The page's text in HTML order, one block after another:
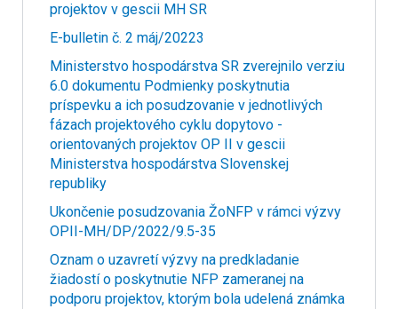
projektov v gescii MH SR
E-bulletin č. 2 máj/20223
Ministerstvo hospodárstva SR zverejnilo verziu
6.0 dokumentu Podmienky poskytnutia
príspevku a ich posudzovanie v jednotlivých
fázach projektového cyklu dopytovo -
orientovaných projektov OP II v gescii
Ministerstva hospodárstva Slovenskej
republiky
Ukončenie posudzovania ŽoNFP v rámci výzvy
OPII-MH/DP/2022/9.5-35
Oznam o uzavretí výzvy na predkladanie
žiadostí o poskytnutie NFP zameranej na
podporu projektov, ktorým bola udelená známka